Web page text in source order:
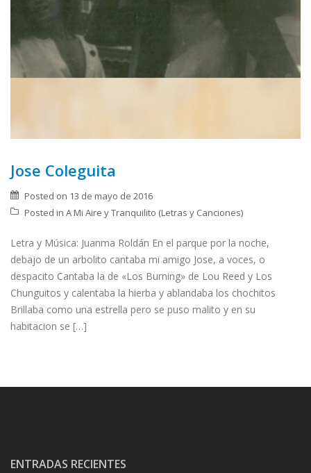
Jose Coleguita
Posted on 13 de mayo de 2016
Posted in A Mi Aire y Tranquilito (Letras y Canciones)
Letra y Música: Juanma Roldán En el parque por la noche,
debajo de un arbolito cantaba mi amigo Jose, a voces, o
despacito Cantaba la de «Los Burning» de Lou Reed y Los
Chunguitos y calentaba la hierba y ablandaba los chochitos
Brillaba como una estrella pero se puso malito y en su
habitacion se […]
ENTRADAS RECIENTES